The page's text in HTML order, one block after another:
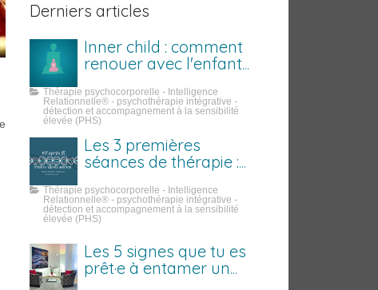
Derniers articles
Inner child : comment
renouer avec l'enfant
Thérapie psychocorporelle - Intelligence
Relationnelle® - psychothérapie intégrative -
détection et accompagnement à la sensibilité
élevée (PHS)
Les 3 premières
séances de thérapie :
vraiment
Thérapie psychocorporelle - Intelligence
Relationnelle® - psychothérapie intégrative -
détection et accompagnement à la sensibilité
élevée (PHS)
Les 5 signes que tu es
prêt·e à entamer un